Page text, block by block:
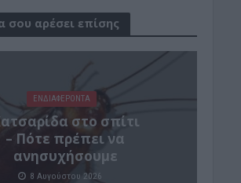
σου αρέσει επίσης
ΕΝΔΙΑΦΕΡΟΝΤΑ
στο σπίτι
– Πότε πρέπει να
ανησυχήσουμε
8 Αυγούστου 2026